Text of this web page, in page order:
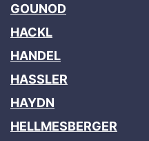
GOUNOD
HACKL
HANDEL
HASSLER
HAYDN
HELLMESBERGER